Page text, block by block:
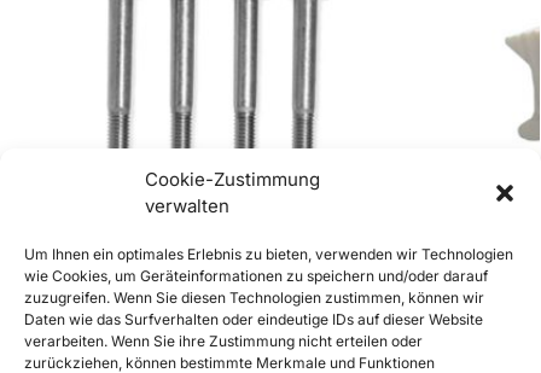
Cookie-Zustimmung
verwalten
Um Ihnen ein optimales Erlebnis zu bieten, verwenden wir Technologien
wie Cookies, um Geräteinformationen zu speichern und/oder darauf
zuzugreifen. Wenn Sie diesen Technologien zustimmen, können wir
Daten wie das Surfverhalten oder eindeutige IDs auf dieser Website
verarbeiten. Wenn Sie ihre Zustimmung nicht erteilen oder
zurückziehen, können bestimmte Merkmale und Funktionen
356 Lietz Gepäckträger Montageset
€19,90 inkl. Mwst
356 Lietz